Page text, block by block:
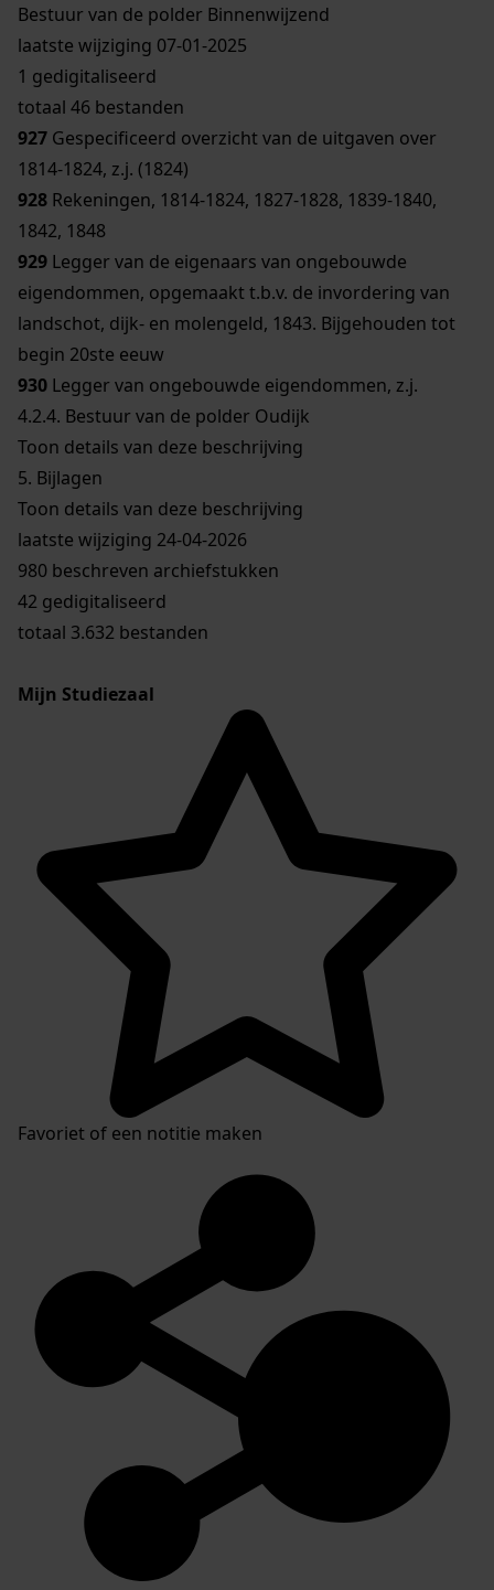
Bestuur van de polder Binnenwijzend
laatste wijziging 07-01-2025
1 gedigitaliseerd
totaal 46 bestanden
927 Gespecificeerd overzicht van de uitgaven over
1814-1824, z.j. (1824)
928 Rekeningen, 1814-1824, 1827-1828, 1839-1840,
1842, 1848
929 Legger van de eigenaars van ongebouwde
eigendommen, opgemaakt t.b.v. de invordering van
landschot, dijk- en molengeld, 1843. Bijgehouden tot
begin 20ste eeuw
930 Legger van ongebouwde eigendommen, z.j.
4.2.4. Bestuur van de polder Oudijk
Toon details van deze beschrijving
5. Bijlagen
Toon details van deze beschrijving
laatste wijziging 24-04-2026
980 beschreven archiefstukken
42 gedigitaliseerd
totaal 3.632 bestanden
Mijn Studiezaal
Favoriet of een notitie maken